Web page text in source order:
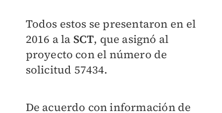
Todos estos se presentaron en el
2016 a la SCT, que asignó al
proyecto con el número de
solicitud 57434.
De acuerdo con información de